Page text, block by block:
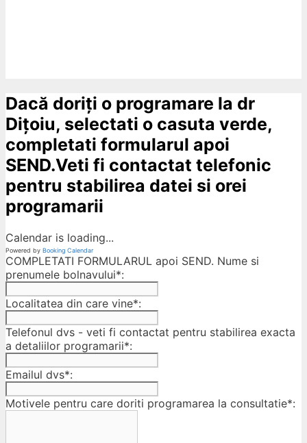
Dacă doriți o programare la dr
Dițoiu, selectati o casuta verde,
completati formularul apoi
SEND.Veti fi contactat telefonic
pentru stabilirea datei si orei
programarii
Calendar is loading...
Powered by Booking Calendar
COMPLETATI FORMULARUL apoi SEND. Nume si
prenumele bolnavului*:
Localitatea din care vine*:
Telefonul dvs - veti fi contactat pentru stabilirea exacta
a detaliilor programarii*:
Emailul dvs*:
Motivele pentru care doriti programarea la consultatie*: